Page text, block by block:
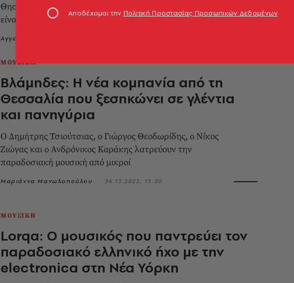
Θησαυρό της Κω - Αρχειακές Ηχογραφήσεις 1964-1968",
είναι αυτός μες στον οποίο γεννήθηκα και μεγάλωσα»
Αγγελική Μπιρμπίλη
ΜΟΥΣΙΚΗ
Bλάμηδες: H νέα κομπανία από τη
Θεσσαλία που ξεσηκώνει σε γλέντια
και πανηγύρια
Ο Δημήτρης Τσιούτσιας, ο Γιώργος Θεοδωρίδης, ο Νίκος
Ζιώγας και ο Ανδρόνικος Καράκης λατρεύουν την
παραδοσιακή μουσική από μικροί
Μαριάννα Μανωλοπούλου 24.12.2022, 13:20
ΜΟΥΣΙΚΗ
Lorqa: Ο μουσικός που παντρεύει τον
παραδοσιακό ελληνικό ήχο με την
electronica στη Νέα Υόρκη
Αποδέχομαι την Πολιτική Προστασίας Προσωπικών Δεδομένων